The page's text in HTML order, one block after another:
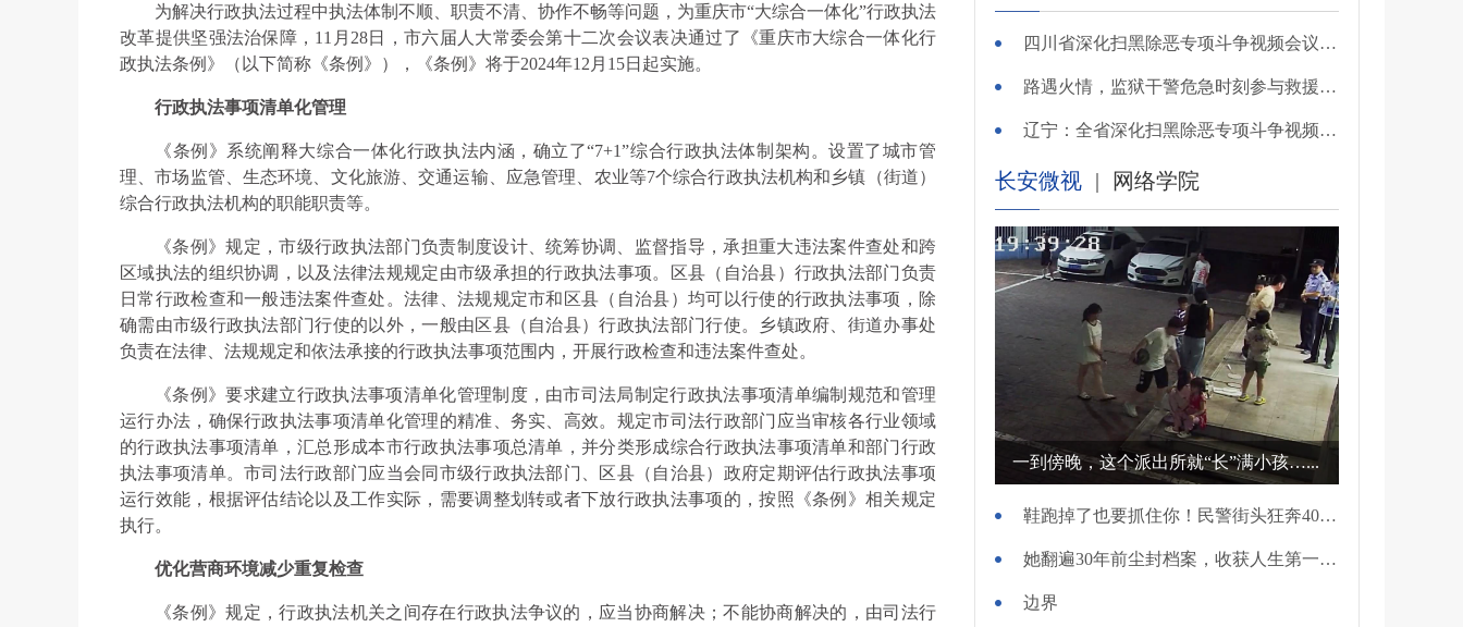
为解决行政执法过程中执法体制不顺、职责不清、协作不畅等问题，为重庆市“大综合一体化”行政执法
改革提供坚强法治保障，11月28日，市六届人大常委会第十二次会议表决通过了《重庆市大综合一体化行
政执法条例》（以下简称《条例》），《条例》将于2024年12月15日起实施。
行政执法事项清单化管理
《条例》系统阐释大综合一体化行政执法内涵，确立了“7+1”综合行政执法体制架构。设置了城市管
理、市场监管、生态环境、文化旅游、交通运输、应急管理、农业等7个综合行政执法机构和乡镇（街道）
综合行政执法机构的职能职责等。
《条例》规定，市级行政执法部门负责制度设计、统筹协调、监督指导，承担重大违法案件查处和跨
区域执法的组织协调，以及法律法规规定由市级承担的行政执法事项。区县（自治县）行政执法部门负责
日常行政检查和一般违法案件查处。法律、法规规定市和区县（自治县）均可以行使的行政执法事项，除
确需由市级行政执法部门行使的以外，一般由区县（自治县）行政执法部门行使。乡镇政府、街道办事处
负责在法律、法规规定和依法承接的行政执法事项范围内，开展行政检查和违法案件查处。
《条例》要求建立行政执法事项清单化管理制度，由市司法局制定行政执法事项清单编制规范和管理
运行办法，确保行政执法事项清单化管理的精准、务实、高效。规定市司法行政部门应当审核各行业领域
的行政执法事项清单，汇总形成本市行政执法事项总清单，并分类形成综合行政执法事项清单和部门行政
执法事项清单。市司法行政部门应当会同市级行政执法部门、区县（自治县）政府定期评估行政执法事项
运行效能，根据评估结论以及工作实际，需要调整划转或者下放行政执法事项的，按照《条例》相关规定
执行。
优化营商环境减少重复检查
《条例》规定，行政执法机关之间存在行政执法争议的，应当协商解决；不能协商解决的，由司法行
四川省深化扫黑除恶专项斗争视频会议召开 于立军出席并讲话
路遇火情，监狱干警危急时刻参与救援显身手！
辽宁：全省深化扫黑除恶专项斗争视频会议召开
长安微视 | 网络学院
一到傍晚，这个派出所就“长”满小孩…...
鞋跑掉了也要抓住你！民警街头狂奔400米擒贼
她翻遍30年前尘封档案，收获人生第一面锦旗
边界